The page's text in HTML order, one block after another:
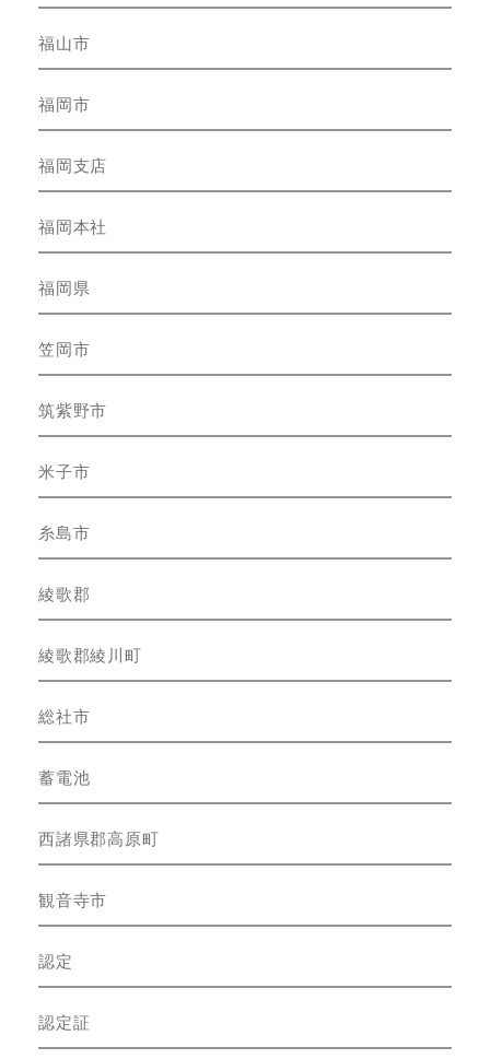
福山市
福岡市
福岡支店
福岡本社
福岡県
笠岡市
筑紫野市
米子市
糸島市
綾歌郡
綾歌郡綾川町
総社市
蓄電池
西諸県郡高原町
観音寺市
認定
認定証